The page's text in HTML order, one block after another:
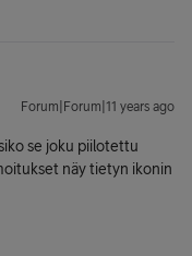
Forum|Forum|11 years ago
se joku piilotettu
näy tietyn ikonin